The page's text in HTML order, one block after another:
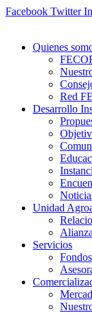
Ir
Facebook Twitter
Quienes
Red
Desarrollo
Unidad
Servicios